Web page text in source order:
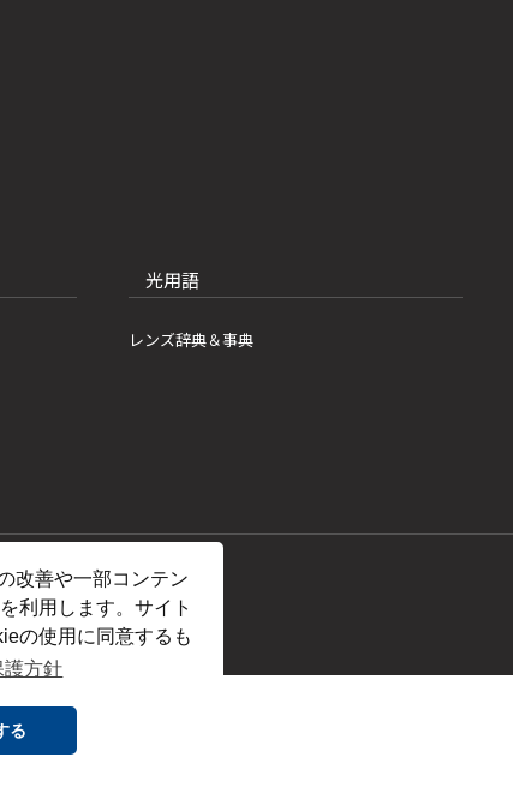
改善や一部コンテン
利用します。サイト
の使用に同意するも
護方針
る
光用語
レンズ辞典＆事典